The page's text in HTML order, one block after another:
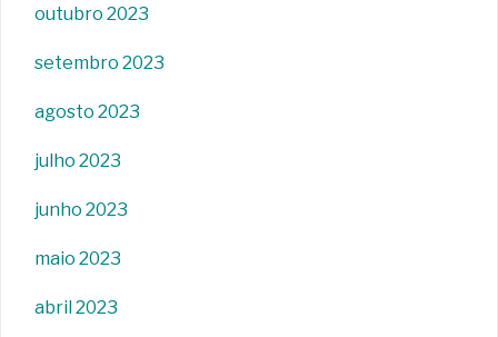
outubro 2023
setembro 2023
agosto 2023
julho 2023
junho 2023
maio 2023
abril 2023